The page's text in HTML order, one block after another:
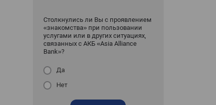
Столкнулись ли Вы с проявлением
«знакомства» при пользовании
услугами или в других ситуациях,
связанных с АКБ «Asia Alliance
Bank»?
Да
Нет